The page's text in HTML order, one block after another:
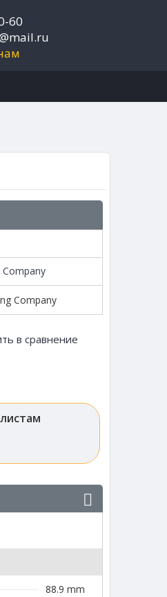
60
в сравнение
88.9 mm